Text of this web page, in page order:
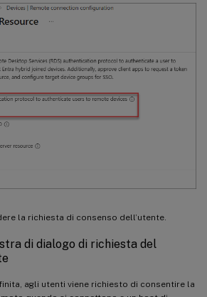
la richiesta di consenso dell’utente.
di dialogo di richiesta del
agli utenti viene richiesto di consentire la